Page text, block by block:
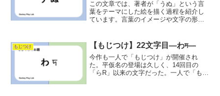
この文章では、著者が「うぬ」という言
葉をテーマにした絵を描く過程を紹介し
ています。言葉のイメージや文字の形状
みで、発想が広がり、仲間も募集してい
ます。
もじつけ 【もじつけ】22文字目―わদ―
今作も一人で「もじつけ」が開催され
た。平仮名の登場は久しく、14回目の
「らR」以来の文字だった。一人で「もじ